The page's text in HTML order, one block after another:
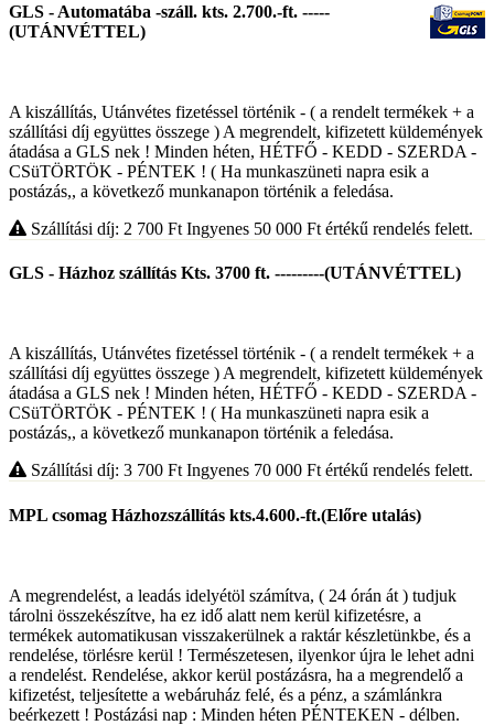
GLS - Automatába -száll. kts. 2.700.-ft. -----
(UTÁNVÉTTEL)
A kiszállítás, Utánvétes fizetéssel történik - ( a rendelt termékek + a
szállítási díj együttes összege ) A megrendelt, kifizetett küldemények
átadása a GLS nek ! Minden héten, HÉTFŐ - KEDD - SZERDA -
CSüTÖRTÖK - PÉNTEK ! ( Ha munkaszüneti napra esik a
postázás,, a következő munkanapon történik a feledása.
Szállítási díj: 2 700 Ft Ingyenes 50 000 Ft értékű rendelés felett.
GLS - Házhoz szállítás Kts. 3700 ft. ---------(UTÁNVÉTTEL)
A kiszállítás, Utánvétes fizetéssel történik - ( a rendelt termékek + a
szállítási díj együttes összege ) A megrendelt, kifizetett küldemények
átadása a GLS nek ! Minden héten, HÉTFŐ - KEDD - SZERDA -
CSüTÖRTÖK - PÉNTEK ! ( Ha munkaszüneti napra esik a
postázás,, a következő munkanapon történik a feledása.
Szállítási díj: 3 700 Ft Ingyenes 70 000 Ftértékű rendelés felett.
MPL csomag Házhozszállítás kts.4.600.-ft.(Előre utalás)
A megrendelést, a leadás idelyétöl számítva, ( 24 órán át ) tudjuk
tárolni összekészítve, ha ez idő alatt nem kerül kifizetésre, a
termékek automatikusan visszakerülnek a raktár készletünkbe, és a
rendelése, törlésre kerül ! Természetesen, ilyenkor újra le lehet adni
a rendelést. Rendelése, akkor kerül postázásra, ha a megrendelő a
kifizetést, teljesítette a webáruház felé, és a pénz, a számlánkra
beérkezett ! Postázási nap : Minden héten PÉNTEKEN - délben.